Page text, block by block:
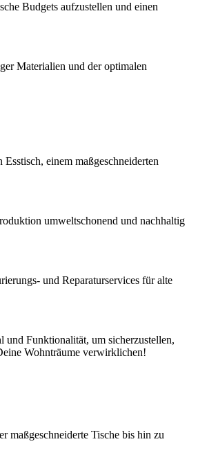
Budgets aufzustellen und einen
Materialien und der optimalen
einem maßgeschneiderten
umweltschonend und nachhaltig
und Reparaturservices für alte
und Funktionalität, um sicherzustellen,
Wohnträume verwirklichen!
maßgeschneiderte Tische bis hin zu